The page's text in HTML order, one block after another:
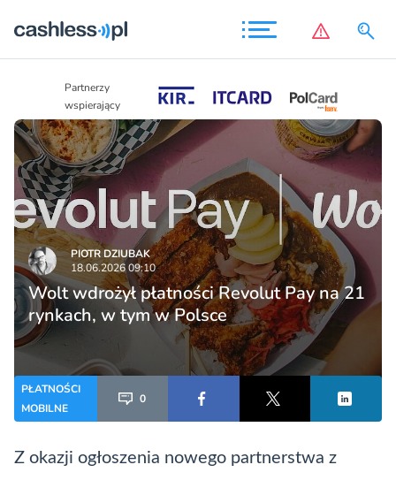
Partnerzy
wspierający
PIOTR DZIUBAK
18.06.2026 09:10
Wolt wdrożył płatności Revolut Pay na 21
rynkach, w tym w Polsce
PŁATNOŚCI
MOBILNE
0
Z okazji ogłoszenia nowego partnerstwa z